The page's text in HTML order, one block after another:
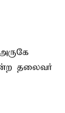
தலைவர்